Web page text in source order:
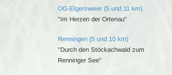
OG-Elgersweier (5 und 11 km)
"Im Herzen der Ortenau"
Renningen (5 und 10 km)
"Durch den Stöckachwald zum
Renninger See"